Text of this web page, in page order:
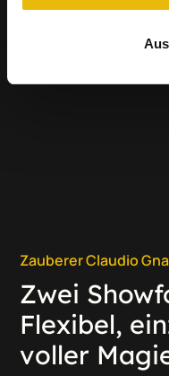
Zauberer Claudio
Zwei
Flexibel,
voller